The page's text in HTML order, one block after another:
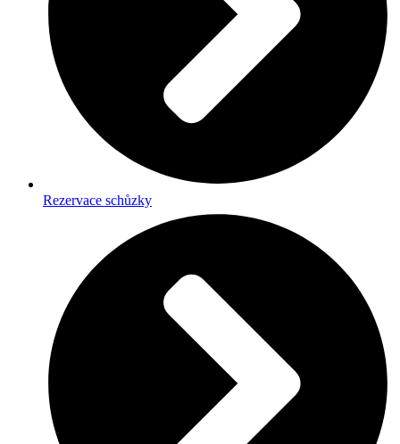
Rezervace schůzky